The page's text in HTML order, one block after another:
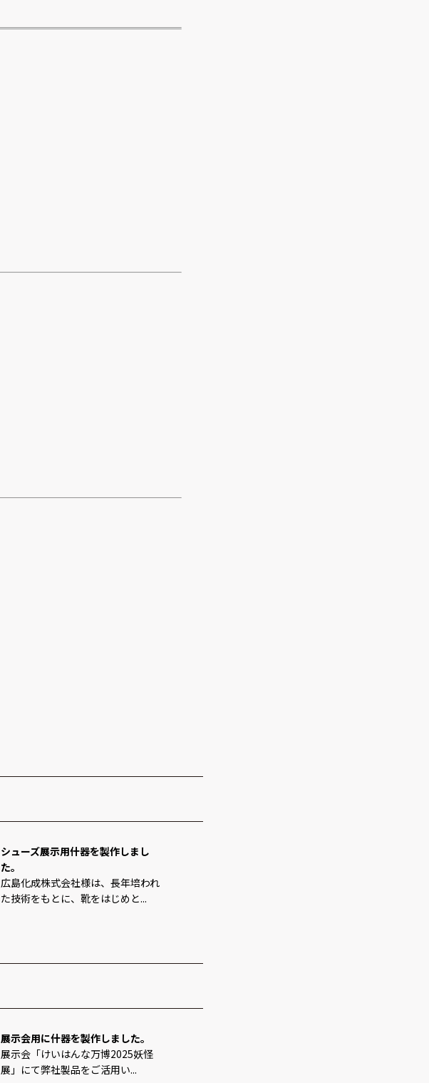
シューズ展示用什器を製作しまし
た。
広島化成株式会社様は、長年培われ
た技術をもとに、靴をはじめと...
展示会用に什器を製作しました。
展示会「けいはんな万博2025妖怪
展」にて弊社製品をご活用い...